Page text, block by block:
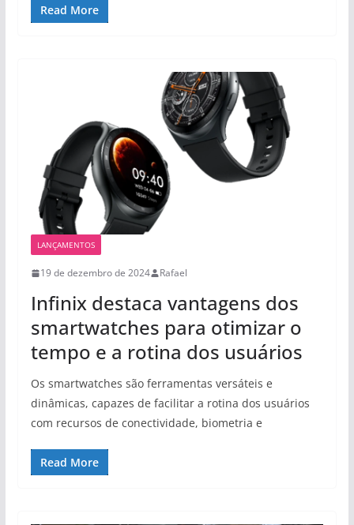
Read More
LANÇAMENTOS
19 de dezembro de 2024 Rafael
Infinix destaca vantagens dos
smartwatches para otimizar o
tempo e a rotina dos usuários
Os smartwatches são ferramentas versáteis e
dinâmicas, capazes de facilitar a rotina dos usuários
com recursos de conectividade, biometria e
Read More